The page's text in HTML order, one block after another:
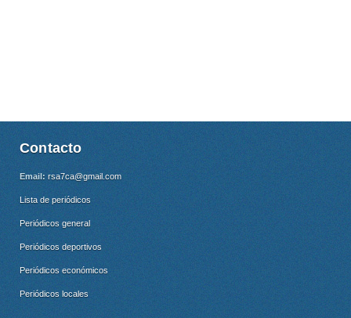
Contacto
Email: rsa7ca@gmail.com
Lista de periódicos
Periódicos general
Periódicos deportivos
Periódicos económicos
Periódicos locales